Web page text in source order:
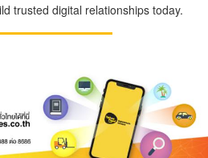
trusted digital relationships today.